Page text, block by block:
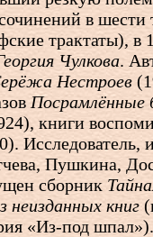
в шести
трактаты), в
Чулкова.
Нестроев
Посрамлённые
книги
Исследователь,
Пушкина,
сборник
неизданных книг
«Из-под шпал»).